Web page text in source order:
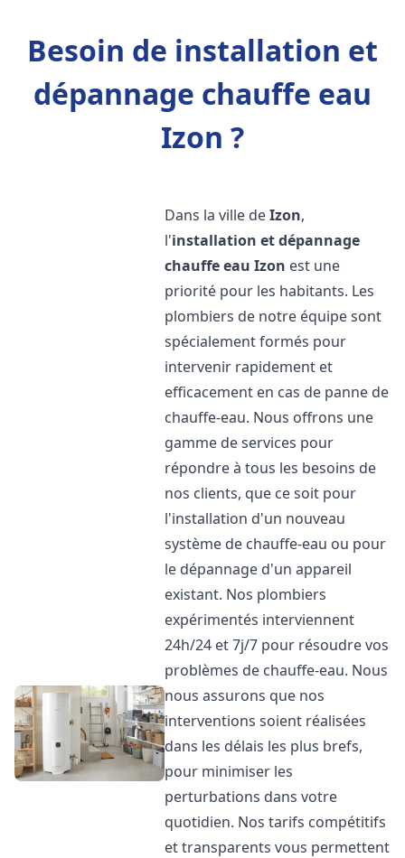
Besoin de installation et
dépannage chauffe eau
Izon ?
Dans la ville deIzon,
l'installation et dépannage
chauffe eau Izon est une
priorité pour les habitants. Les
plombiers de notre équipe sont
spécialement formés pour
intervenir rapidement et
efficacement en cas de panne de
chauffe-eau. Nous offrons une
gamme de services pour
répondre à tous les besoins de
nos clients, que ce soit pour
l'installation d'un nouveau
système de chauffe-eau ou pour
le dépannage d'un appareil
existant. Nos plombiers
expérimentés interviennent
24h/24 et 7j/7 pour résoudre vos
problèmes de chauffe-eau. Nous
nous assurons que nos
interventions soient réalisées
dans les délais les plus brefs,
pour minimiser les
perturbations dans votre
quotidien. Nos tarifs compétitifs
et transparents vous permettent